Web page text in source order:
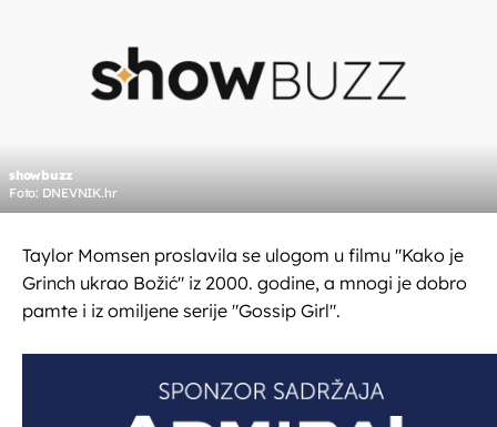
showbuzz
Foto: DNEVNIK.hr
Taylor Momsen proslavila se ulogom u filmu "Kako je
Grinch ukrao Božić" iz 2000. godine, a mnogi je dobro
pamte i iz omiljene serije "Gossip Girl".